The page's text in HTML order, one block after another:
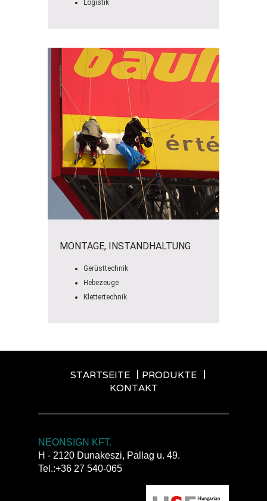
Logistik
MONTAGE, INSTANDHALTUNG
Gerüsttechnik
Hebezeuge
Klettertechnik
STARTSEITE
PRODUKTE
KONTAKT
NEONSIGN KFT.
H - 2120 Dunakeszi, Pallag u. 49.
Tel.:+36 27 540-065